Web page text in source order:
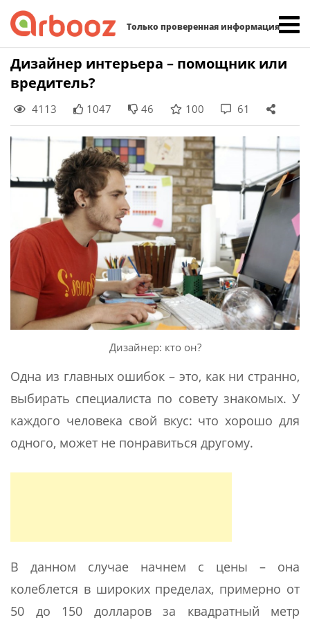
Только проверенная информация
Skip
to
content
Дизайнер интерьера – помощник или
вредитель?
4113 1047 46 100 61
Дизайнер: кто он?
Одна из главных ошибок – это, как ни странно,
выбирать специалиста по совету знакомых. У
каждого человека свой вкус: что хорошо для
одного, может не понравиться другому.
В данном случае начнем с цены – она
колеблется в широких пределах, примерно от
50 до 150 долларов за квадратный метр
Найти: